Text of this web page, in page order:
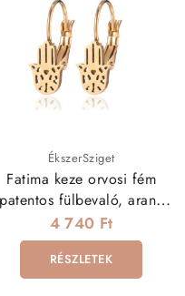
ÉkszerSziget
Fatima keze orvosi fém
patentos fülbevaló, arany
bevonattal
4 740 Ft
RÉSZLETEK